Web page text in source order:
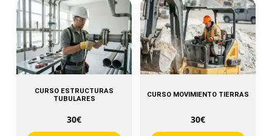
CURSO ESTRUCTURAS
TUBULARES
30€
CURSO MOVIMIENTO TIERRAS
30€